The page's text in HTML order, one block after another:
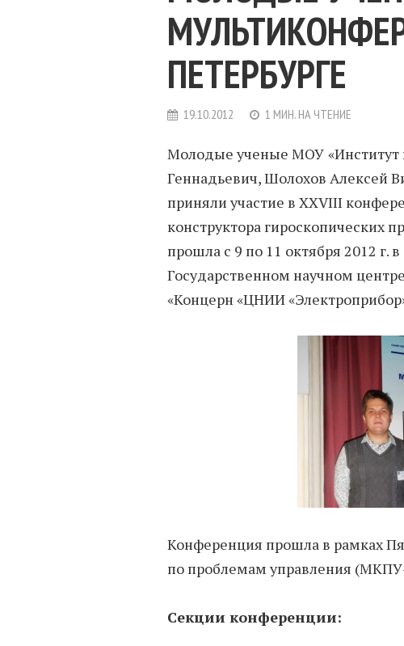
ПЕТЕРБУРГЕ
19.10.2012 1 МИН. НА ЧТЕНИЕ
Молодые ученые МОУ
Геннадьевич, Шолохов Алексей
приняли участие в XXVIII
конструктора гироскопических
прошла с 9 по 11 октября 2012 г.
Государственном научном
«Концерн «ЦНИИ
Конференция прошла в рамках
по проблемам управления
Секции конференции: